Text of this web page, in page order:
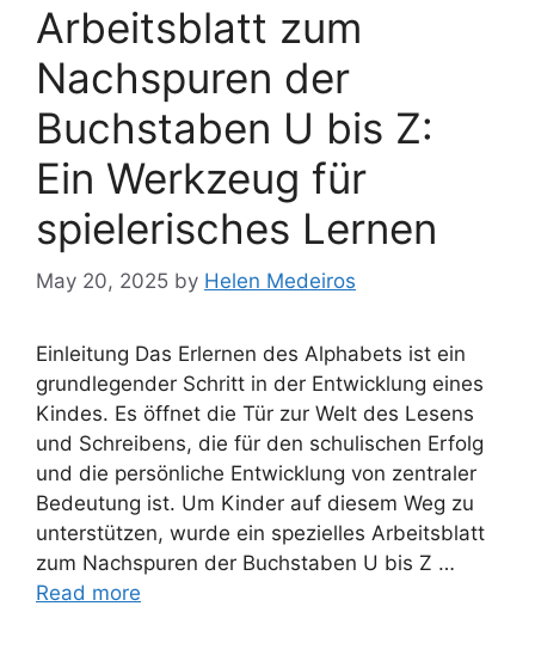
Arbeitsblatt zum
Nachspuren der
Buchstaben U bis Z:
Ein Werkzeug für
spielerisches Lernen
May 20, 2025 by Helen Medeiros
Einleitung Das Erlernen des Alphabets ist ein
grundlegender Schritt in der Entwicklung eines
Kindes. Es öffnet die Tür zur Welt des Lesens
und Schreibens, die für den schulischen Erfolg
und die persönliche Entwicklung von zentraler
Bedeutung ist. Um Kinder auf diesem Weg zu
unterstützen, wurde ein spezielles Arbeitsblatt
zum Nachspuren der Buchstaben U bis Z …
Read more